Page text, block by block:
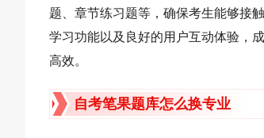
题、章节练习题等，确保考生能够接
学习功能以及良好的用户互动体验，
高效。
自考笔果题库怎么换专业